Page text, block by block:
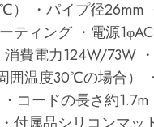
） ・パイプ径26mm
ティング ・電源
費電力124W/73W
囲温度30℃の場合）
コードの長さ約1.7m